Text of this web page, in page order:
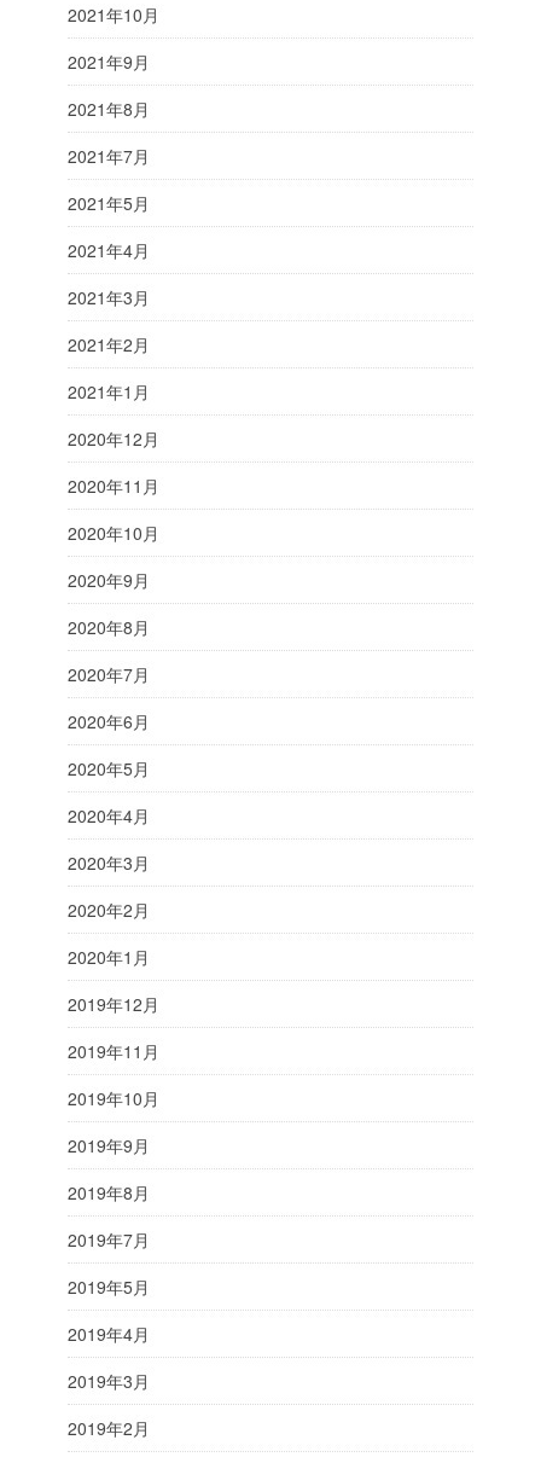
2021年10月
2021年9月
2021年8月
2021年7月
2021年5月
2021年4月
2021年3月
2021年2月
2021年1月
2020年12月
2020年11月
2020年10月
2020年9月
2020年8月
2020年7月
2020年6月
2020年5月
2020年4月
2020年3月
2020年2月
2020年1月
2019年12月
2019年11月
2019年10月
2019年9月
2019年8月
2019年7月
2019年5月
2019年4月
2019年3月
2019年2月